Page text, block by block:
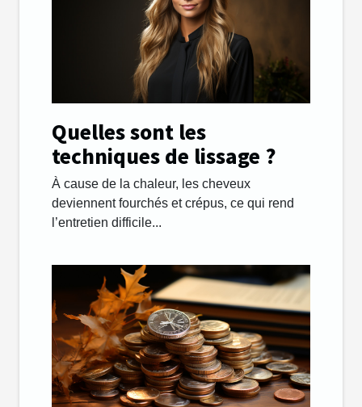
Quelles sont les
techniques de lissage ?
À cause de la chaleur, les cheveux
deviennent fourchés et crépus, ce qui rend
l’entretien difficile...